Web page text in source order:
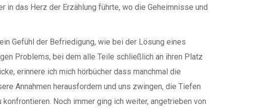
in das Herz der Erzählung führte, wo die Geheimnisse und
Gefühl der Befriedigung, wie bei der Lösung eines
Problems, bei dem alle Teile schließlich an ihren Platz
erinnere ich mich hörbücher dass manchmal die
Annahmen herausfordern und uns zwingen, die Tiefen
Noch immer ging ich weiter, angetrieben von